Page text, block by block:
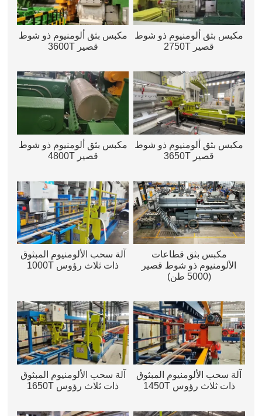
مكبس بثق ألومنيوم ذو شوط
قصير 2750T
مكبس بثق ألومنيوم ذو شوط
قصير 3600T
مكبس بثق ألومنيوم ذو شوط
قصير 3650T
مكبس بثق ألومنيوم ذو شوط
قصير 4800T
مكبس بثق قطاعات
الألومنيوم ذو شوط قصير
(5000 طن)
آلة سحب الألومنيوم المبثوق
ذات ثلاث رؤوس 1000T
آلة سحب الألومنيوم المبثوق
ذات ثلاث رؤوس 1450T
آلة سحب الألومنيوم المبثوق
ذات ثلاث رؤوس 1650T